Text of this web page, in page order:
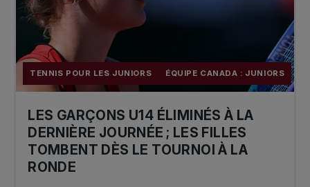
TENNIS POUR LES JUNIORS ÉQUIPE CANADA : JUNIORS
LES GARÇONS U14 ÉLIMINÉS À LA
DERNIÈRE JOURNÉE ; LES FILLES
TOMBENT DÈS LE TOURNOI À LA
RONDE